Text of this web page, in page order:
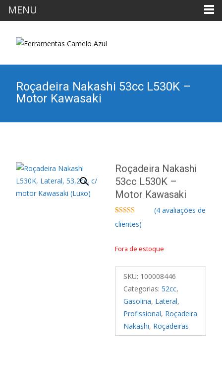
Roçadeira Nakashi 53cc L530K –
Motor Kawasaki
Roçadeira Nakashi
53cc L530K –
Motor Kawasaki
Avaliado
como5.00
avaliações de
(4 avaliações de
clientes)
Fora de estoque
SKU: 100008446
Categorias: 52cc,
Gasolina, Lateral,
Profissional, Roçadeira
Nakashi, Roçadeiras
MENU